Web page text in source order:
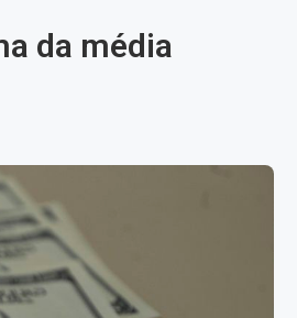
da média